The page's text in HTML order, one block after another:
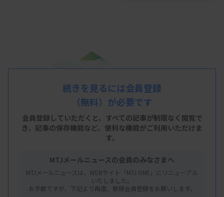
続きを見るには会員登録
（無料）が必要です
会員登録していただくと、すべての記事が制限なく閲覧で
き、 記事の保存機能など、便利な機能がご利用いただけま
す。
MTJメールニュースの会員のみなさまへ
MTJメールニュースは、WEBサイト「MTJ ONE」にリニューアル
いたしました。
お手数ですが、下記より再度、新規会員登録をお願いします。